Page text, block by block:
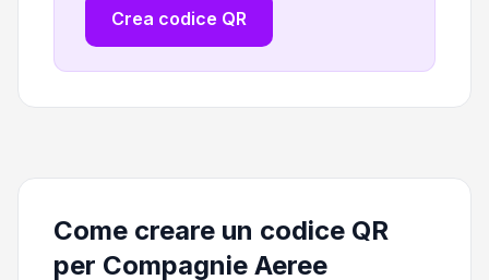
Crea codice QR
Come creare un codice QR
per Compagnie Aeree